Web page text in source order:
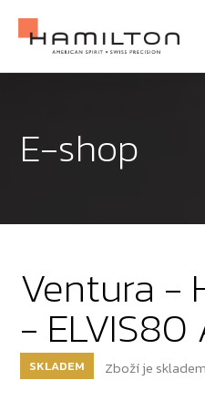
E-shop
Ventura -
- ELVIS80
SKLADEM Zboží je